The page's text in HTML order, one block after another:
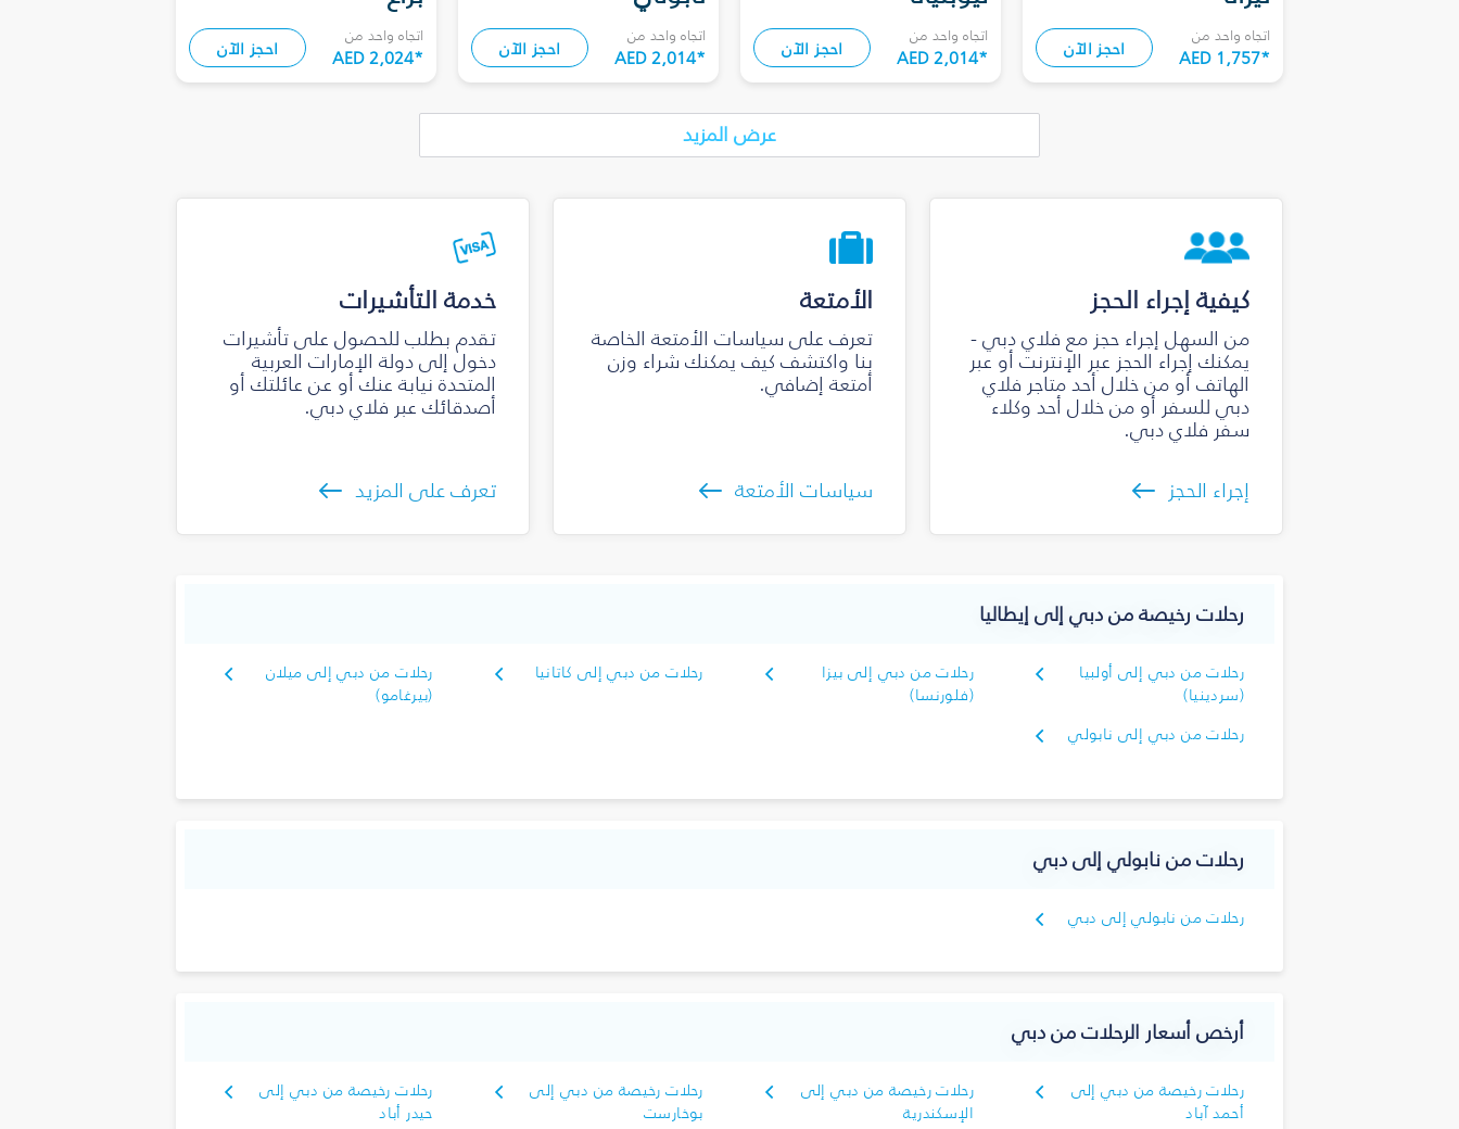
اتجاه واحد من
AED 1,757* احجز الآن اتجاه واحد من
AED 2,014* احجز الآن اتجاه واحد من
AED 2,014* احجز الآن اتجاه واحد من
AED 2,024* احجز الآن
عرض المزيد
كيفية إجراء الحجز
من السهل إجراء حجز مع فلاي دبي -
يمكنك إجراء الحجز عبر الإنترنت أو عبر
الهاتف أو من خلال أحد متاجر فلاي
دبي للسفر أو من خلال أحد وكلاء
سفر فلاي دبي.
إجراء الحجز
الأمتعة
تعرف على سياسات الأمتعة الخاصة
بنا واكتشف كيف يمكنك شراء وزن
أمتعة إضافي.
سياسات الأمتعة
خدمة التأشيرات
تقدم بطلب للحصول على تأشيرات
دخول إلى دولة الإمارات العربية
المتحدة نيابة عنك أو عن عائلتك أو
أصدقائك عبر فلاي دبي.
تعرف على المزيد
رحلات رخيصة من دبي إلى إيطاليا
رحلات من دبي إلى أولبيا
(سردينيا)
رحلات من دبي إلى بيزا
(فلورنسا)
رحلات من دبي إلى كاتانيا
رحلات من دبي إلى ميلان
(بيرغامو)
رحلات من دبي إلى نابولي
رحلات من نابولي إلى دبي
رحلات من نابولي إلى دبي
أرخص أسعار الرحلات من دبي
رحلات رخيصة من دبي إلى
أحمد آباد
رحلات رخيصة من دبي إلى
الإسكندرية
رحلات رخيصة من دبي إلى
بوخارست
رحلات رخيصة من دبي إلى
حيدر أباد